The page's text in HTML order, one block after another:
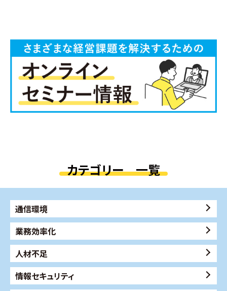
カテゴリー 一覧
通信環境
業務効率化
人材不足
情報セキュリティ